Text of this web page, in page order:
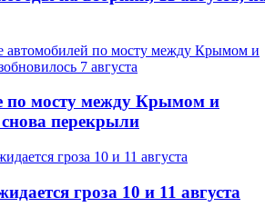
по мосту между Крымом и
перекрыли
гроза 10 и 11 августа